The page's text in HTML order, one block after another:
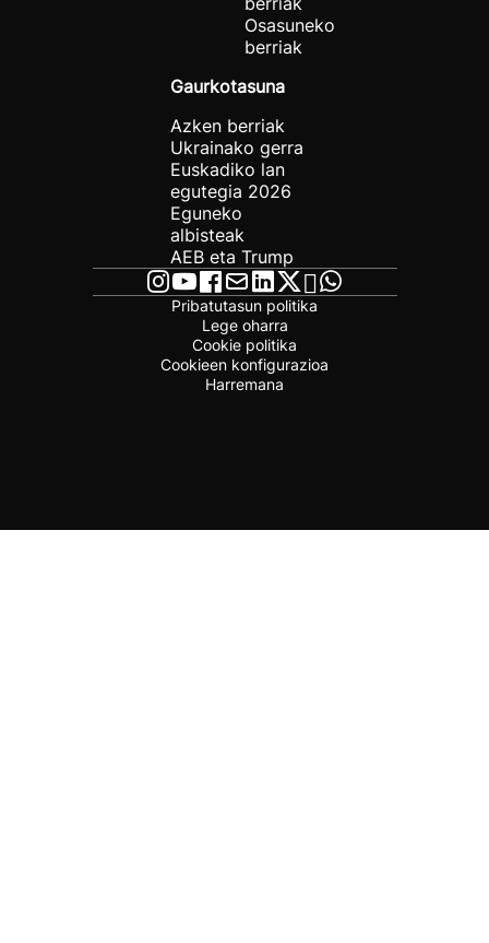
Osasuneko
berriak
Gaurkotasuna
Azken berriak
Ukrainako gerra
Euskadiko lan
egutegia 2026
Eguneko
albisteak
AEB eta Trump
Pribatutasun politika
Lege oharra
Cookie politika
Cookieen konfigurazioa
Harremana